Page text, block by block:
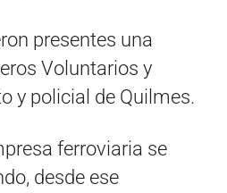
presentes una
Voluntarios y
y policial de Quilmes.
ferroviaria se
desde ese